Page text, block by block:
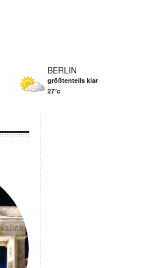
BERLIN
größtenteils klar
27°c